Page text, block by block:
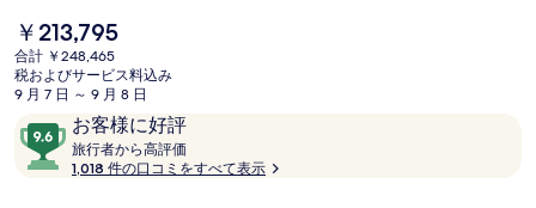
ク
ル
イ
ー
ズ
ジ、屋内プール、およびフィットネスクラブ (スタッフ常駐)があり
ます。親切なスタッフやロケーションが旅行者の高い評価を得てい
ます。
現
在
の
料
は
￥213,795
￥213,795
合計 ￥248,465
税およびサービス料込み
9 月 7 日 ～ 9 月 8 日
口
コ
ミ
お客様に好評
10
段
階
旅行者から高評価
行
1,018 件の口コミをすべて表示